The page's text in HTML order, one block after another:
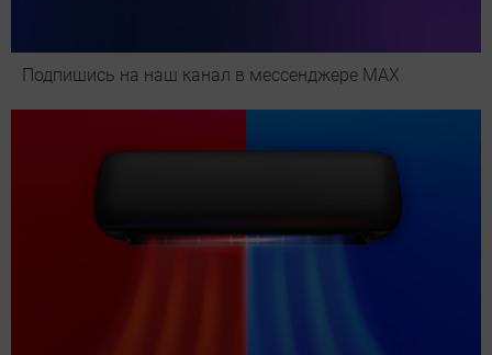
Подпишись на наш канал в мессенджере МАХ